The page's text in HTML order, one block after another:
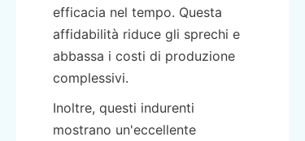
efficacia nel tempo. Questa
affidabilità riduce gli sprechi e
abbassa i costi di produzione
complessivi.
Inoltre, questi indurenti
mostrano un'eccellente